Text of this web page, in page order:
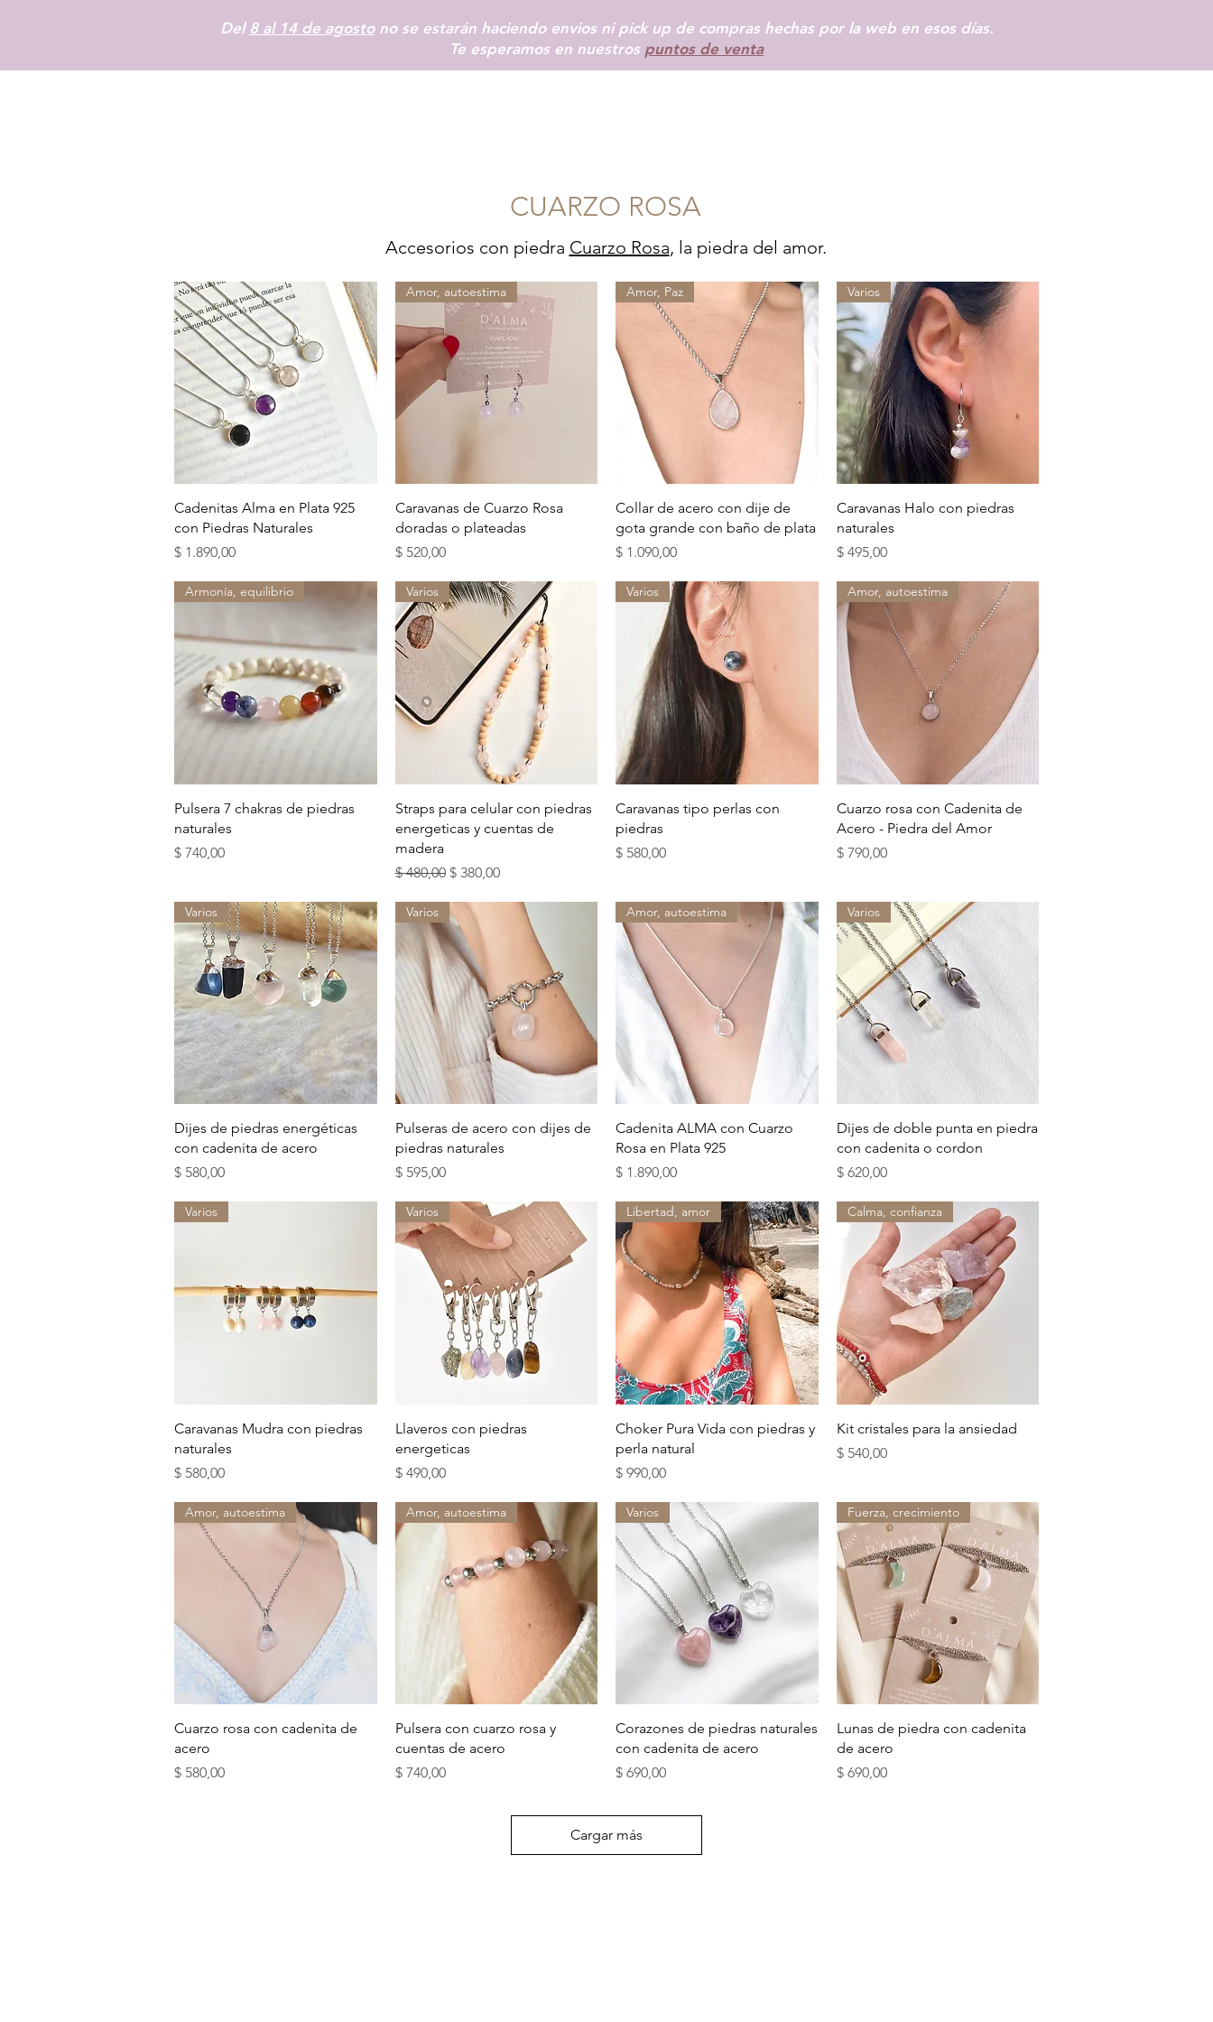
Del 8 al 14 de agostono se estarán haciendo envios ni pick up de compras hechas por la web en esos días.
Te esperamos en nuestros puntos de venta
CUARZO ROSA
Accesorios con piedra Cuarzo Rosa, la piedra del amor.
Vista rápida
Cadenitas Alma en Plata 925
con Piedras Naturales
Precio
$ 1.890,00
Vista rápida
Amor, autoestima
Caravanas de Cuarzo Rosa
doradas o plateadas
Precio
$ 520,00
Vista rápida
Amor, Paz
Collar de acero con dije de
gota grande con baño de plata
Precio
$ 1.090,00
Vista rápida
Varios
Caravanas Halo con piedras
naturales
Precio
$ 495,00
Vista rápida
Armonía, equilibrio
Pulsera 7 chakras de piedras
naturales
Precio
$ 740,00
Vista rápida
Varios
Straps para celular con piedras
energeticas y cuentas de
madera
Precio
$ 480,00 Precio de oferta
$ 380,00
Vista rápida
Varios
Caravanas tipo perlas con
piedras
Precio
$ 580,00
Vista rápida
Amor, autoestima
Cuarzo rosa con Cadenita de
Acero - Piedra del Amor
Precio
$ 790,00
Vista rápida
Varios
Dijes de piedras energéticas
con cadenita de acero
Precio
$ 580,00
Vista rápida
Varios
Pulseras de acero con dijes de
piedras naturales
Precio
$ 595,00
Vista rápida
Amor, autoestima
Cadenita ALMA con Cuarzo
Rosa en Plata 925
Precio
$ 1.890,00
Vista rápida
Varios
Dijes de doble punta en piedra
con cadenita o cordon
Precio
$ 620,00
Vista rápida
Varios
Caravanas Mudra con piedras
naturales
Precio
$ 580,00
Vista rápida
Varios
Llaveros con piedras
energeticas
Precio
$ 490,00
Vista rápida
Libertad, amor
Choker Pura Vida con piedras y
perla natural
Precio
$ 990,00
Vista rápida
Calma, confianza
Kit cristales para la ansiedad
Precio
$ 540,00
Vista rápida
Amor, autoestima
Cuarzo rosa con cadenita de
acero
Precio
$ 580,00
Vista rápida
Amor, autoestima
Pulsera con cuarzo rosa y
cuentas de acero
Precio
$ 740,00
Vista rápida
Varios
Corazones de piedras naturales
con cadenita de acero
Precio
$ 690,00
Vista rápida
Fuerza, crecimiento
Lunas de piedra con cadenita
de acero
Precio
$ 690,00
Cargar más